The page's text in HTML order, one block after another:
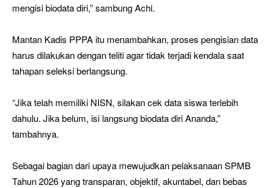
mengisi biodata diri,” sambung Achi.
Mantan Kadis PPPA itu menambahkan, proses pengisian data
harus dilakukan dengan teliti agar tidak terjadi kendala saat
tahapan seleksi berlangsung.
“Jika telah memiliki NISN, silakan cek data siswa terlebih
dahulu. Jika belum, isi langsung biodata diri Ananda,”
tambahnya.
Sebagai bagian dari upaya mewujudkan pelaksanaan SPMB
Tahun 2026 yang transparan, objektif, akuntabel, dan bebas